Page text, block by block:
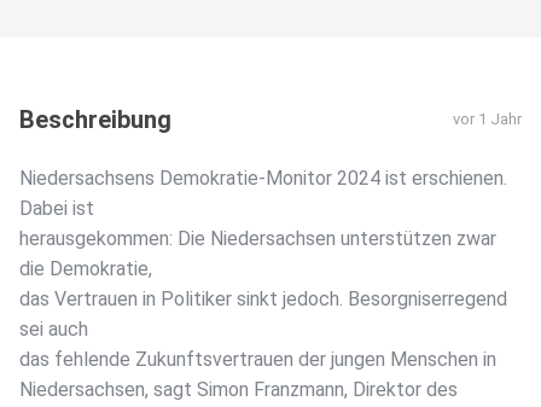
Beschreibung vor 1 Jahr
Niedersachsens Demokratie-Monitor 2024 ist erschienen.
Dabei ist
herausgekommen: Die Niedersachsen unterstützen zwar
die Demokratie,
das Vertrauen in Politiker sinkt jedoch. Besorgniserregend
sei auch
das fehlende Zukunftsvertrauen der jungen Menschen in
Niedersachsen, sagt Simon Franzmann, Direktor des